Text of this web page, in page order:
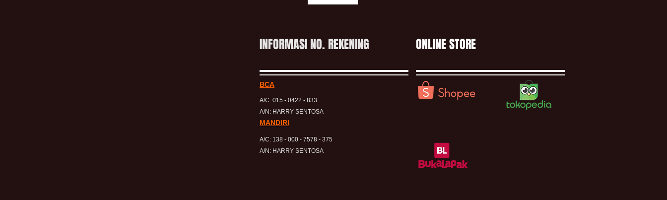
INFORMASI NO. REKENING ONLINE STORE
BCA
A/C: 015 - 0422 - 833
A/N: HARRY SENTOSA
MANDIRI
A/C: 138 - 000 - 7578 - 375
A/N: HARRY SENTOSA